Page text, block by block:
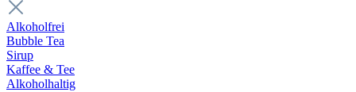
Alkoholfrei
Bubble Tea
Sirup
Kaffee & Tee
Alkoholhaltig